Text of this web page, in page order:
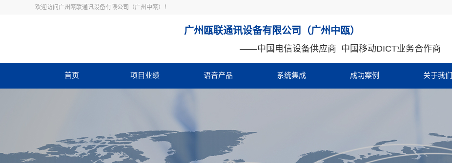
欢迎访问广州瓯联通讯设备有限公司（广州中瓯）！
广州瓯联通讯设备有限公司（广州中瓯）
——中国电信设备供应商 中国移动DICT业务合作商
首页 项目业绩 语音产品 系统集成 成功案例 关于我们